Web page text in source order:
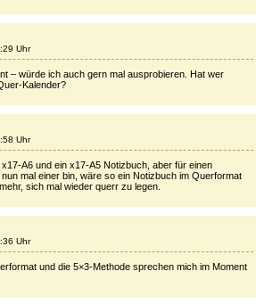
Uhr
– würde ich auch gern mal ausprobieren. Hat wer
Kalender?
Uhr
A6 und ein x17-A5 Notizbuch, aber für einen
mal einer bin, wäre so ein Notizbuch im Querformat
sich mal wieder querr zu legen.
Uhr
und die 5×3-Methode sprechen mich im Moment